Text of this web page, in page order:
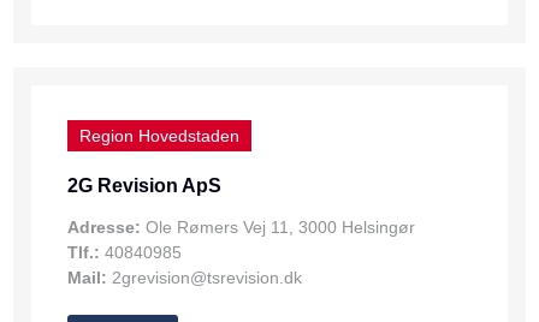
Region Hovedstaden
2G Revision ApS
Adresse: Ole Rømers Vej 11, 3000 Helsingør
Tlf.: 40840985
Mail: 2grevision@tsrevision.dk